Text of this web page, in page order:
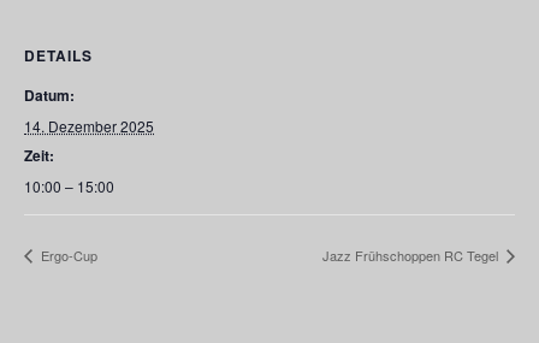
DETAILS
Datum:
14. Dezember 2025
Zeit:
10:00 – 15:00
Ergo-Cup Jazz Frühschoppen RC Tegel